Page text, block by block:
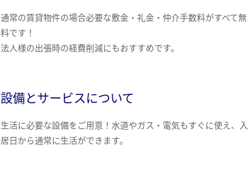
通常の賃貸物件の場合必要な敷金・礼金・仲介手数料がすべて無
料です！
法人様の出張時の経費削減にもおすすめです。
設備とサービスについて
生活に必要な設備をご用意！水道やガス・電気もすぐに使え、入
居日から通常に生活ができます。